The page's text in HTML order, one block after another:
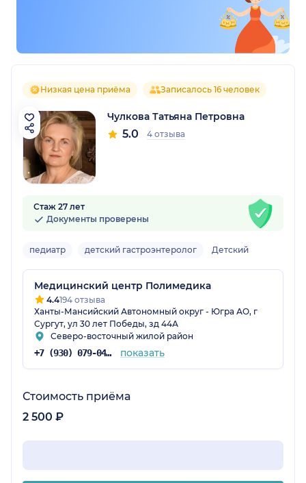
Низкая цена приёма Записалось 16 человек
Чулкова Татьяна Петровна
5.0 4 отзыва
Стаж 27 лет
Документы проверены
педиатр детский гастроэнтеролог Детский
Медицинский центр Полимедика
4.4194 отзыва
Ханты-Мансийский Автономный округ - Югра АО, г
Сургут, ул 30 лет Победы, зд 44А
Северо-восточный жилой район
+7 (930) 079-04-03 показать
Стоимость приёма
2 500 ₽